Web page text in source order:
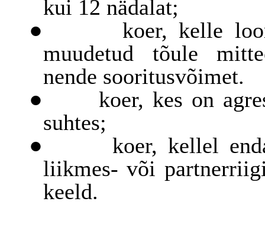
kui 12 nädalat;
●
koer, kelle
muudetud tõule
nende sooritusvõimet.
●
koer, kes on
suhtes;
●
koer, kellel
liikmes- või
keeld.